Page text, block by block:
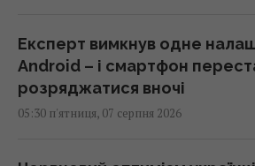
Експерт вимкнув одне
Android – і смартфон
розряджатися вночі
05:30 п'ятниця, 07 серпня 2026